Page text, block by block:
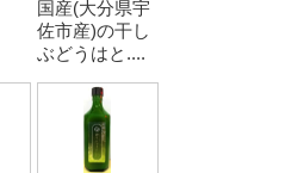
国産(大分県宇
佐市産)の干し
ぶどうはと....